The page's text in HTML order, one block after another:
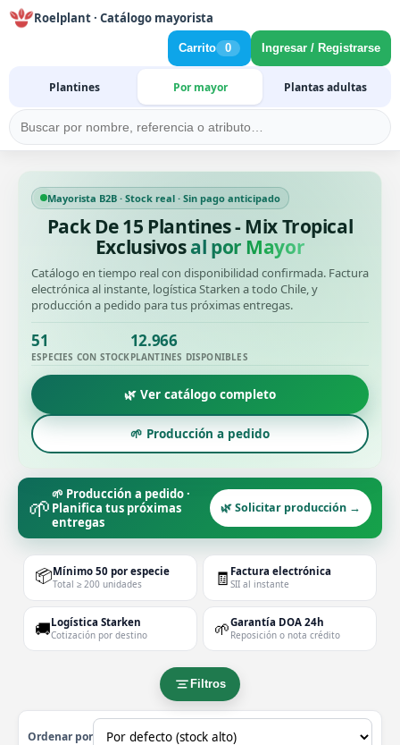
Roelplant · Catálogo mayorista
Plantines Por mayor Plantas adultas
Carrito 0 Ingresar / Registrarse
Mayorista B2B · Stock real · Sin pago anticipado
Pack De 15 Plantines - Mix Tropical
Exclusivosal por Mayor
Catálogo en tiempo real con disponibilidad confirmada. Factura
electrónica al instante, logística Starken a todo Chile, y
producción a pedido para tus próximas entregas.
51
ESPECIES CON STOCK
12.966
PLANTINES DISPONIBLES
🌿 Ver catálogo completo
🌱 Producción a pedido
🌱🌱 Producción a pedido ·
Planifica tus próximas
entregas
🌿 Solicitar producción →
📦Mínimo 50 por especie
Total ≥ 200 unidades 🧾 Factura electrónica
SII al instante
🚚Logística Starken
Cotización por destino 🌱Garantía DOA 24h
Reposición o nota crédito
Filtros
Ordenar por